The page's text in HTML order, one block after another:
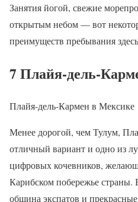
Занятия йогой, свежие
открытым небом — вот
преимуществ пребывания
7 Плайя-дель-
Плайя-дель-Кармен в Мексике
Менее дорогой, чем Тулум,
отличный вариант и одно из
цифровых кочевников,
Карибском побережье страны.
община экспатов и